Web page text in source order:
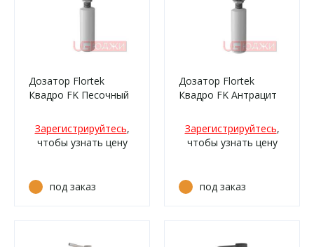
Дозатор Flortek
Квадро FK Песочный
Зарегистрируйтесь,
чтобы узнать цену
под заказ
Дозатор Flortek
Квадро FK Антрацит
Зарегистрируйтесь,
чтобы узнать цену
под заказ